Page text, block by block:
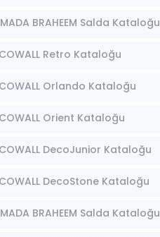
BRAHEEM Salda Kataloğu
Retro Kataloğu
Orlando Kataloğu
Orient Kataloğu
DecoJunior Kataloğu
DecoStone Kataloğu
BRAHEEM Salda Kataloğu